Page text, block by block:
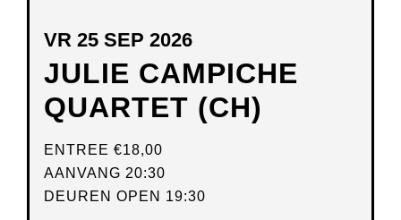
JULIE CAMPICHE
QUARTET (CH)
VR 25 SEP 2026
ENTREE €18,00
AANVANG 20:30
DEUREN OPEN 19:30